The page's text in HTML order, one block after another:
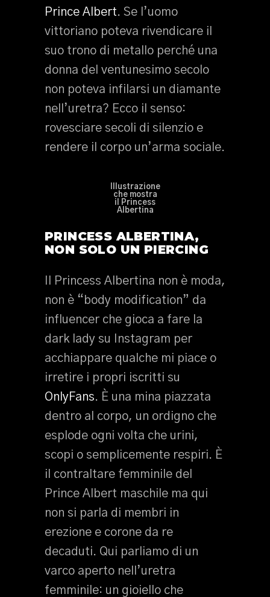
Prince Albert. Se l’uomo
vittoriano poteva rivendicare il
suo trono di metallo perché una
donna del ventunesimo secolo
non poteva infilarsi un diamante
nell’uretra? Ecco il senso:
rovesciare secoli di silenzio e
rendere il corpo un’arma sociale.
Illustrazione
che mostra
il Princess
Albertina
PRINCESS ALBERTINA,
NON SOLO UN PIERCING
Il Princess Albertina non è moda,
non è “body modification” da
influencer che gioca a fare la
dark lady su Instagram per
acchiappare qualche mi piace o
irretire i propri iscritti su
OnlyFans. È una mina piazzata
dentro al corpo, un ordigno che
esplode ogni volta che urini,
scopi o semplicemente respiri. È
il contraltare femminile del
Prince Albert maschile ma qui
non si parla di membri in
erezione e corone da re
decaduti. Qui parliamo di un
varco aperto nell’uretra
femminile: un gioiello che